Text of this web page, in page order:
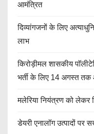
आमंत्रित
दिव्यांगजनों के लिए
लाभ
किरोड़ीमल शासकीय
भर्ती के लिए 14 अगस्त
मलेरिया नियंत्रण को लेकर
डेयरी एनालॉग उत्पादों पर